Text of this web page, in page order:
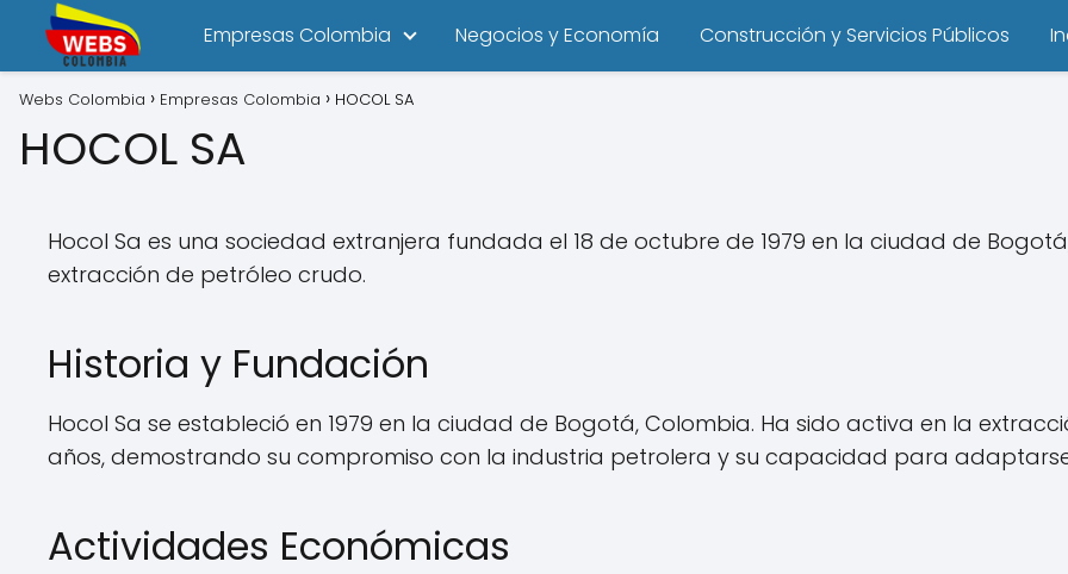
Empresas Colombia Negocios y Economía Construcción y Servicios Públicos
Webs Colombia Empresas Colombia HOCOL SA
HOCOL SA
Hocol Sa es una sociedad extranjera fundada el 18 de octubre de 1979 en la ciudad de
extracción de petróleo crudo.
Historia y Fundación
Hocol Sa se estableció en 1979 en la ciudad de Bogotá, Colombia. Ha sido activa en la
años, demostrando su compromiso con la industria petrolera y su capacidad para
Actividades Económicas